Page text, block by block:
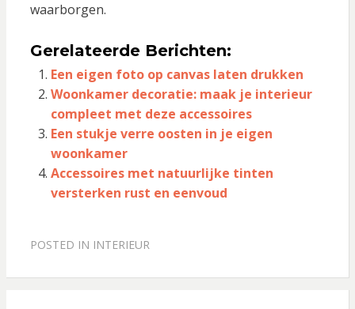
waarborgen.
Gerelateerde Berichten:
Een eigen foto op canvas laten drukken
Woonkamer decoratie: maak je interieur
compleet met deze accessoires
Een stukje verre oosten in je eigen
woonkamer
Accessoires met natuurlijke tinten
versterken rust en eenvoud
POSTED IN INTERIEUR